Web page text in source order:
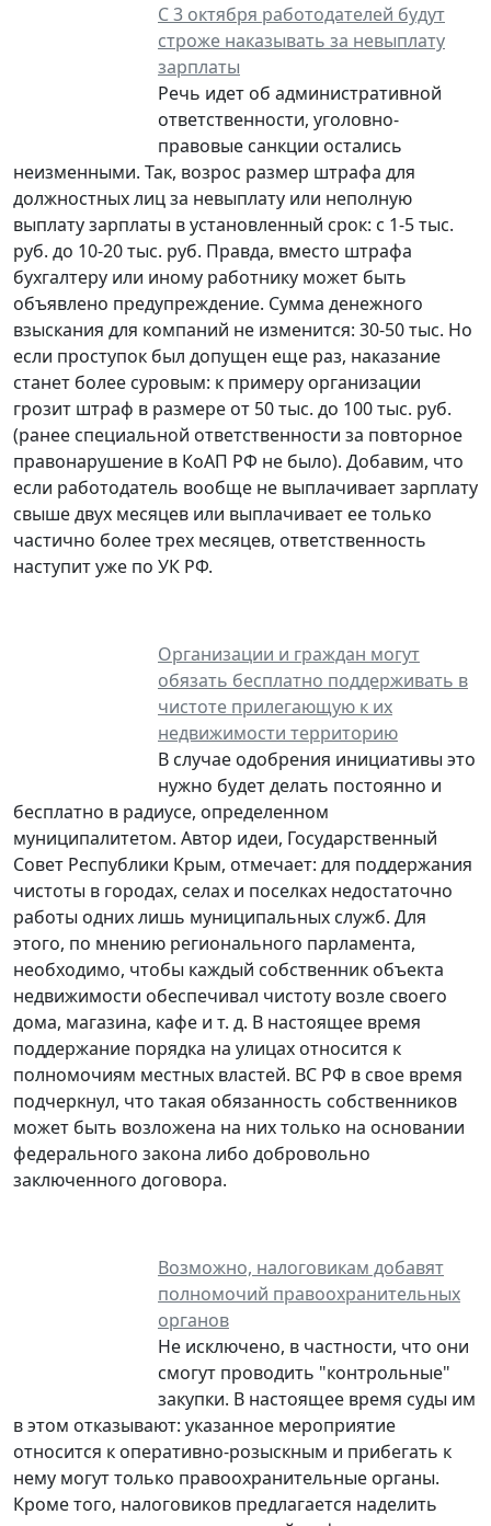
С 3 октября работодателей будут
строже наказывать за невыплату
зарплаты
Речь идет об административной
ответственности, уголовно-
правовые санкции остались
неизменными. Так, возрос размер штрафа для
должностных лиц за невыплату или неполную
выплату зарплаты в установленный срок: с 1-5 тыс.
руб. до 10-20 тыс. руб. Правда, вместо штрафа
бухгалтеру или иному работнику может быть
объявлено предупреждение. Сумма денежного
взыскания для компаний не изменится: 30-50 тыс. Но
если проступок был допущен еще раз, наказание
станет более суровым: к примеру организации
грозит штраф в размере от 50 тыс. до 100 тыс. руб.
(ранее специальной ответственности за повторное
правонарушение в КоАП РФ не было). Добавим, что
если работодатель вообще не выплачивает зарплату
свыше двух месяцев или выплачивает ее только
частично более трех месяцев, ответственность
наступит уже по УК РФ.
Организации и граждан могут
обязать бесплатно поддерживать в
чистоте прилегающую к их
недвижимости территорию
В случае одобрения инициативы это
нужно будет делать постоянно и
бесплатно в радиусе, определенном
муниципалитетом. Автор идеи, Государственный
Совет Республики Крым, отмечает: для поддержания
чистоты в городах, селах и поселках недостаточно
работы одних лишь муниципальных служб. Для
этого, по мнению регионального парламента,
необходимо, чтобы каждый собственник объекта
недвижимости обеспечивал чистоту возле своего
дома, магазина, кафе и т. д. В настоящее время
поддержание порядка на улицах относится к
полномочиям местных властей. ВС РФ в свое время
подчеркнул, что такая обязанность собственников
может быть возложена на них только на основании
федерального закона либо добровольно
заключенного договора.
Возможно, налоговикам добавят
полномочий правоохранительных
органов
Не исключено, в частности, что они
смогут проводить "контрольные"
закупки. В настоящее время суды им
в этом отказывают: указанное мероприятие
относится к оперативно-розыскным и прибегать к
нему могут только правоохранительные органы.
Кроме того, налоговиков предлагается наделить